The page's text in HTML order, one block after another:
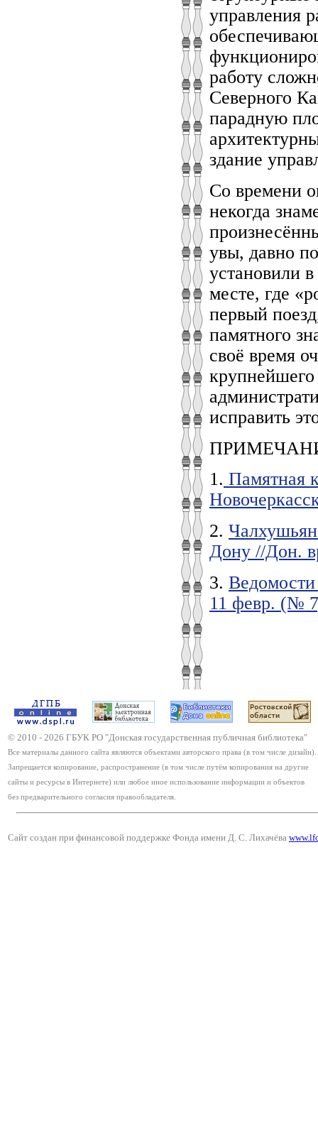
управления
работу
Северного
парадную
здание
Со времени
некогда
увы, давно
установили
месте, где
первый
памятного
своё время
исправить
1. Памятная
2. Чалхушьян
Дону //Дон.
3.
11 февр. (№
© 2010 - 2026 ГБУК РО "Донская государственная публичная библиотека"
Все материалы данного сайта являются объектами авторского права (в том числе дизайн).
Запрещается копирование, распространение (в том числе путём копирования на другие
сайты и ресурсы в Интернете) или любое иное использование информации и объектов
без предварительного согласия правообладателя.
Сайт создан при финансовой поддержке Фонда имени Д. С. Лихачёва